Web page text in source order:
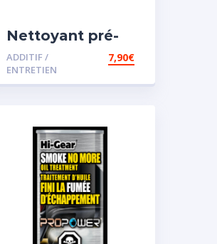
Nettoyant pré-
vidange
ADDITIF /
ENTRETIEN
7,90€